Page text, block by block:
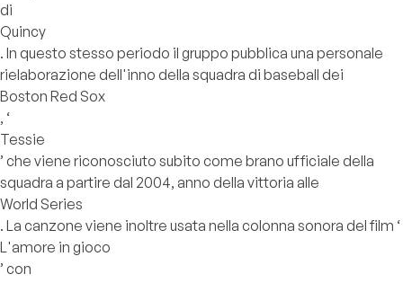
di
Quincy
. In questo stesso periodo il gruppo pubblica una personale
rielaborazione dell'inno della squadra di baseball dei
Boston Red Sox
, ‘
Tessie
’ che viene riconosciuto subito come brano ufficiale della
squadra a partire dal 2004, anno della vittoria alle
World Series
. La canzone viene inoltre usata nella colonna sonora del film ‘
L'amore in gioco
’ con